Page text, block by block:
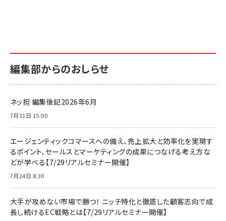
編集部からのおしらせ
ネッ担 編集後記2026年6月
7月31日 15:00
エージェンティックコマースへの備え、売上拡大と効率化を実現す
るポイント、セールスとマーケティングの成果につなげる考え方な
どが学べる【7/29リアルセミナー開催】
7月24日 8:30
大手が攻めない市場で勝つ！ ニッチ特化と徹底した顧客志向で成
長し続けるEC戦略とは【7/29リアルセミナー開催】